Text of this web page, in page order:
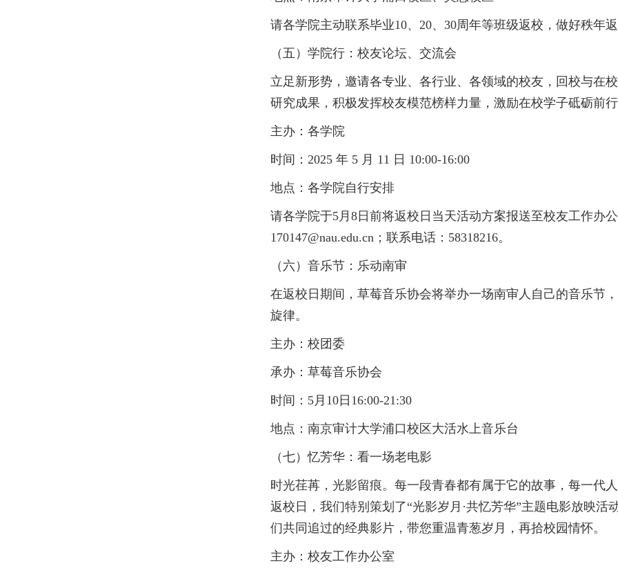
请各学院主动联系毕业10、20、30周年等班级返校，做好秩年
（五）学院行：校友论坛、交流会
立足新形势，邀请各专业、各行业、各领域的校友，回校与在
研究成果，积极发挥校友模范榜样力量，激励在校学子砥砺前
主办：各学院
时间：2025 年 5 月 11 日 10:00-16:00
地点：各学院自行安排
请各学院于5月8日前将返校日当天活动方案报送至校友工作办
170147@nau.edu.cn；联系电话：58318216。
（六）音乐节：乐动南审
在返校日期间，草莓音乐协会将举办一场南审人自己的音乐节
旋律。
主办：校团委
承办：草莓音乐协会
时间：5月10日16:00-21:30
地点：南京审计大学浦口校区大活水上音乐台
（七）忆芳华：看一场老电影
时光荏苒，光影留痕。每一段青春都有属于它的故事，每一代
返校日，我们特别策划了“光影岁月·共忆芳华”主题电影放映活
们共同追过的经典影片，带您重温青葱岁月，再拾校园情怀。
主办：校友工作办公室